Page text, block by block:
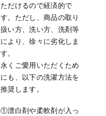
ただけるので経済的で
す。ただし、商品の取り
扱い方、洗い方、洗剤等
により、徐々に劣化しま
す。
永くご愛用いただくため
にも、以下の洗濯方法を
推奨します。
①漂白剤や柔軟剤が入っ